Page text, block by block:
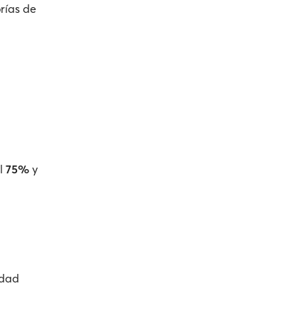
de
75% y